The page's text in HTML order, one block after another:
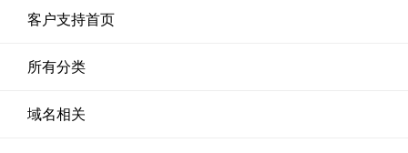
客户支持首页
所有分类
域名相关